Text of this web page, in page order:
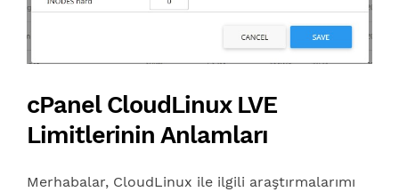
cPanel CloudLinux LVE
Limitlerinin Anlamları
Merhabalar, CloudLinux ile ilgili araştırmalarımı